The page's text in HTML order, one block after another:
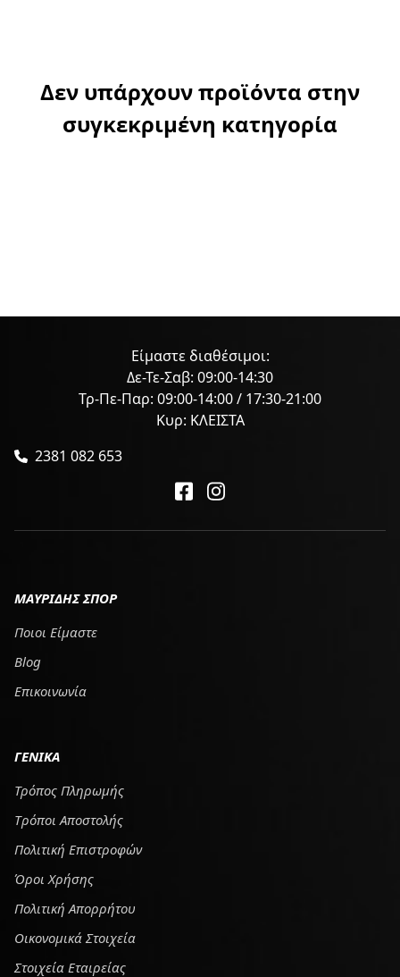
Δεν υπάρχουν προϊόντα στην
συγκεκριμένη κατηγορία
Είμαστε διαθέσιμοι:
Δε-Τε-Σαβ: 09:00-14:30
Τρ-Πε-Παρ: 09:00-14:00 / 17:30-21:00
Κυρ: ΚΛΕΙΣΤΑ
2381 082 653
ΜΑΥΡΙΔΗΣ ΣΠΟΡ
Ποιοι Είμαστε
Blog
Επικοινωνία
ΓΕΝΙΚΑ
Τρόπος Πληρωμής
Tρόποι Αποστολής
Πολιτική Επιστροφών
Όροι Χρήσης
Πολιτική Απορρήτου
Οικονομικά Στοιχεία
Στοιχεία Εταιρείας